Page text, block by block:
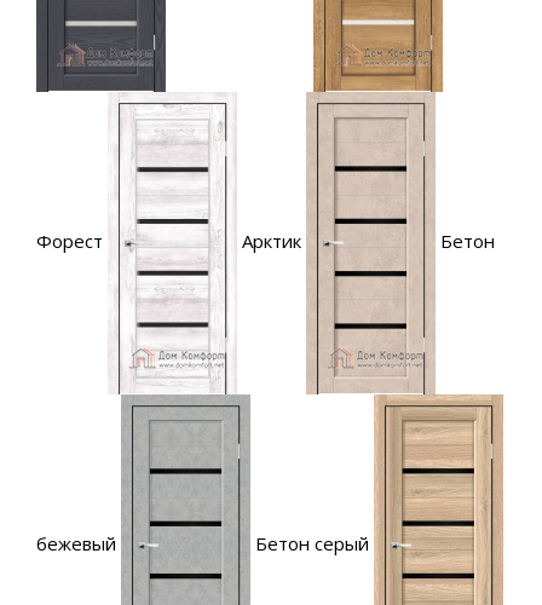
Форест Арктик Бетон
бежевый Бетон серый